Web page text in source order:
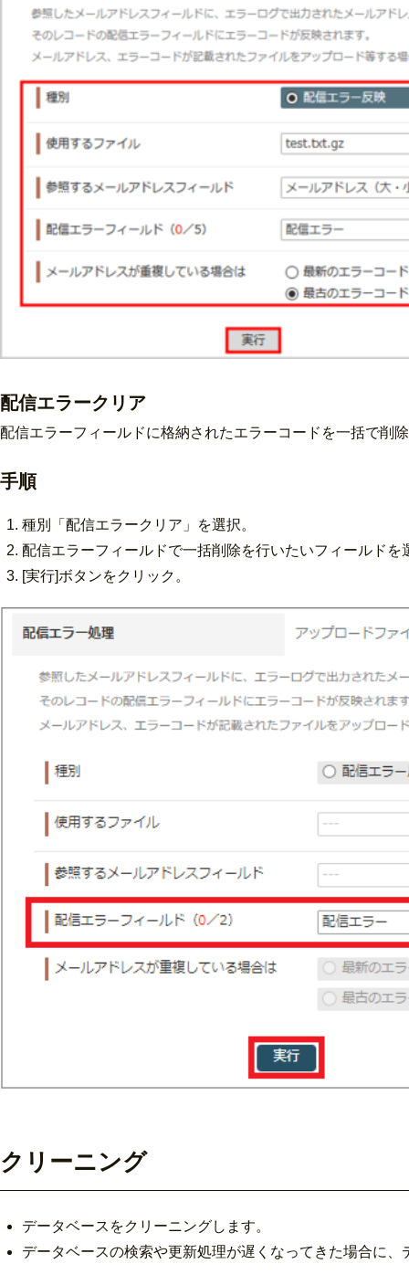
配信エラークリア
配信エラーフィールドに格納されたエラーコードを一括で削
手順
種別「配信エラークリア」を選択。
配信エラーフィールドで一括削除を行いたいフィールドを
[実行]ボタンをクリック。
クリーニング
データベースをクリーニングします。
データベースの検索や更新処理が遅くなってきた場合に